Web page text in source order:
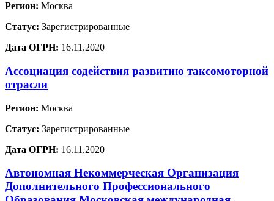
Регион: Москва
Статус: Зарегистрированные
Дата ОГРН: 16.11.2020
Ассоциация содействия развитию таксомоторной
отрасли
Регион: Москва
Статус: Зарегистрированные
Дата ОГРН: 16.11.2020
Автономная Некоммерческая Организация
Дополнительного Профессионального